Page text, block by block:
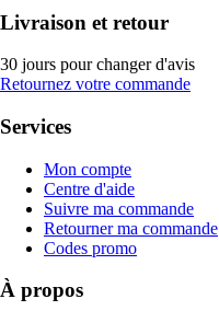
Livraison et retour
30 jours pour changer d'avis
Retournez votre commande
Services
Mon compte
Centre d'aide
Suivre ma commande
Retourner ma commande
Codes promo
À propos